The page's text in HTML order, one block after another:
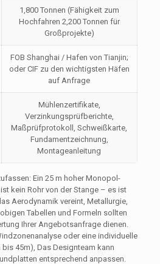
1,800 Tonnen (Fähigkeit zum
Hochfahren 2,200 Tonnen für
Großprojekte)
FOB Shanghai / Hafen von Tianjin;
oder CIF zu den wichtigsten Häfen
auf Anfrage
Mühlenzertifikate,
Verzinkungsprüfberichte,
Maßprüfprotokoll, Schweißkarte,
Fundamentzeichnung,
Montageanleitung
Ein 25 m hoher Monopol-
kein Rohr von der Stange – es ist
Aerodynamik vereint, Metallurgie,
Tabellen und Formeln sollten
Ihrer Angebotsanfrage dienen.
oder eine individuelle
45m), Das Designteam kann
entsprechend anpassen.